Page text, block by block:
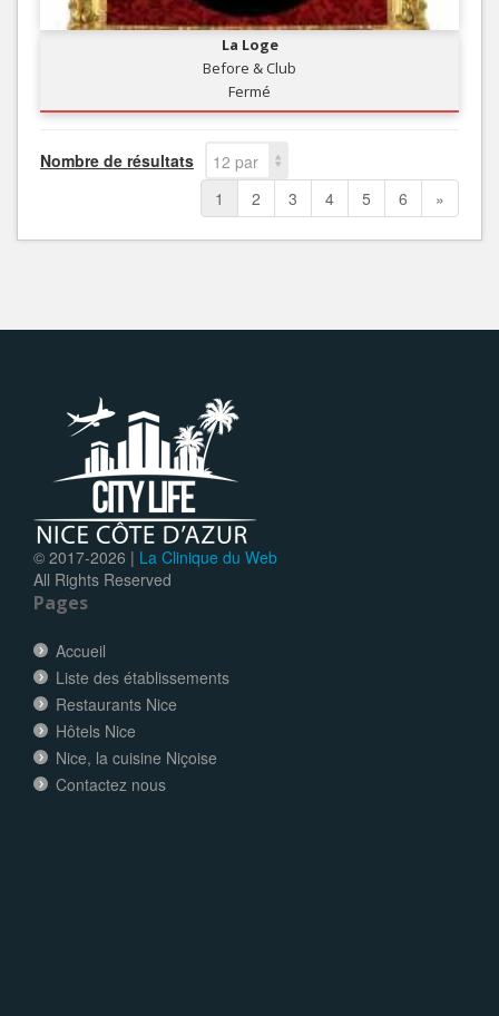
La Loge
Before & Club
Fermé
Nombre de résultats
12 par
page
1 2 3 4 5 6 »
© 2017-2026 | La Clinique du Web
All Rights Reserved
Pages
Accueil
Liste des établissements
Restaurants Nice
Hôtels Nice
Nice, la cuisine Niçoise
Contactez nous